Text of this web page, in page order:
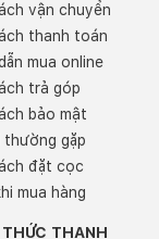
vận chuyển
thanh toán
mua online
trả góp
bảo mật
thường gặp
đặt cọc
mua hàng
THỨC THANH